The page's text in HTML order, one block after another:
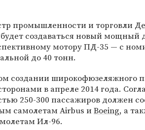
промышленности и торговли
создаваться новый мощный
мотору ПД-35 — с
до 40 тонн.
создании широкофюзеляжного
в апреле 2014 года.
250-300 пассажиров должен
самолетам Airbus иBoeing, а
Ил-96.